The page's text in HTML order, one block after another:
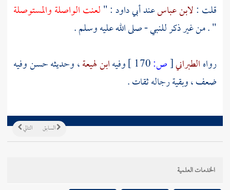
قلت :لابن عباسعندأبي داود: "لعنت الواصلة والمستوصلة
" . من غير ذكر للنبي - صلى الله عليه وسلم .
رواهالطبراني[ص: وفيهابن لهيعة، وحديثه حسن وفيه
ضعف ، وبقية رجاله ثقات .
التالي السابق
الخدمات العلمية